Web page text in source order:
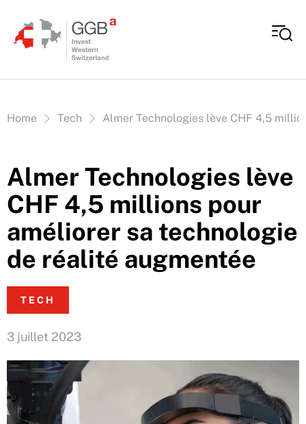
Vous êtes ici:
Home Tech Almer Technologies lève CHF 4,5
Almer Technologies lève
CHF 4,5 millions pour
améliorer sa technologie
de réalité augmentée
TECH
3 juillet 2023